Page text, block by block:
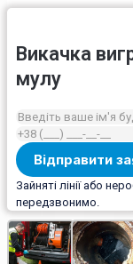
Викачка
мулу
Зайняті лінії або
передзвонимо.